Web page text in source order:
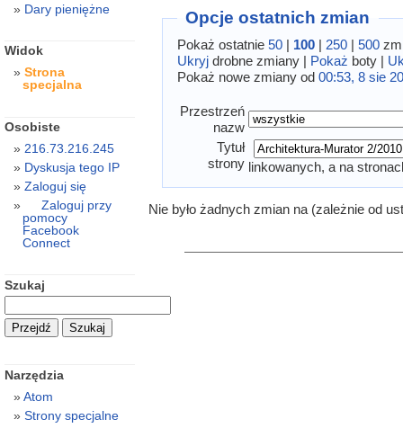
Opcje ostatnich zmian
Pokaż ostatnie 50| 100| 250| 500
Ukryjdrobne zmiany | Pokaż boty |
Pokaż nowe zmiany od 00:53, 8 sie
Przestrzeń
nazw
Tytuł
strony linkowanych, a na
Nie było żadnych zmian na (zależnie od
Dary pieniężne
Widok
Strona
specjalna
Osobiste
216.73.216.245
Dyskusja tego IP
Zaloguj się
Zaloguj przy
pomocy
Facebook
Connect
Szukaj
Narzędzia
Atom
Strony specjalne